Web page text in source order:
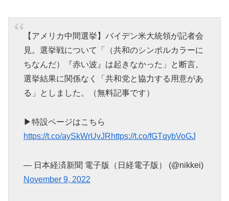
【アメリカ中間選挙】バイデン米大統領が記者会
見。選挙戦について「（共和のシンボルカラーに
ちなんだ）『赤い波』は起きなかった」と断言。
選挙結果に関係なく「共和党と協力する用意があ
る」としました。（無料記事です）
▶特設ページはこちら
https://t.co/aySkWrUvJRhttps://t.co/fGTqybVoGJ
— 日本経済新聞 電子版（日経電子版） (@nikkei)
November 9, 2022